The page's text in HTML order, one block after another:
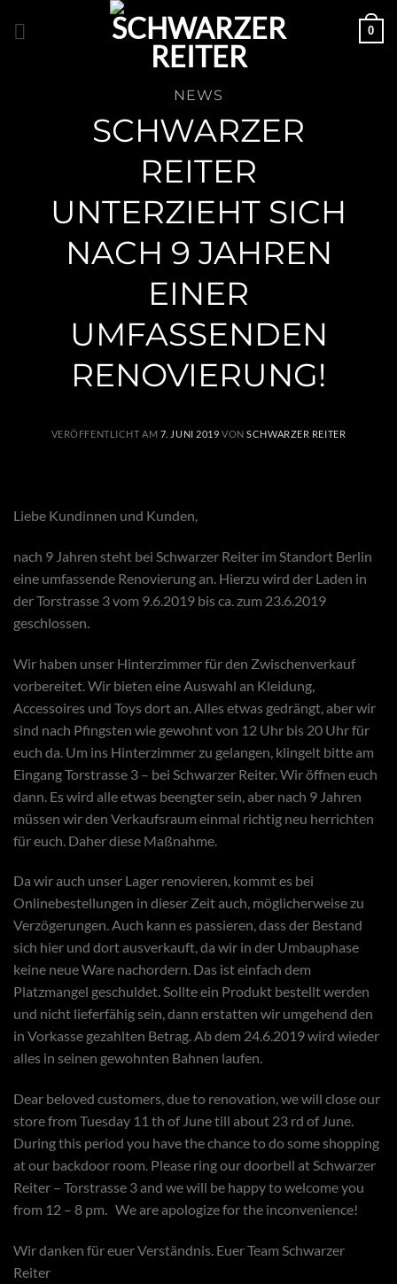
0
NEWS
SCHWARZER
REITER
UNTERZIEHT SICH
NACH 9 JAHREN
EINER
UMFASSENDEN
RENOVIERUNG!
VERÖFFENTLICHT AM 7. JUNI 2019 VONSCHWARZER REITER
Liebe Kundinnen und Kunden,
nach 9 Jahren steht bei Schwarzer Reiter im Standort Berlin
eine umfassende Renovierung an. Hierzu wird der Laden in
der Torstrasse 3 vom 9.6.2019 bis ca. zum 23.6.2019
geschlossen.
Wir haben unser Hinterzimmer für den Zwischenverkauf
vorbereitet. Wir bieten eine Auswahl an Kleidung,
Accessoires und Toys dort an. Alles etwas gedrängt, aber wir
sind nach Pfingsten wie gewohnt von 12 Uhr bis 20 Uhr für
euch da. Um ins Hinterzimmer zu gelangen, klingelt bitte am
Eingang Torstrasse 3 – bei Schwarzer Reiter. Wir öffnen euch
dann. Es wird alle etwas beengter sein, aber nach 9 Jahren
müssen wir den Verkaufsraum einmal richtig neu herrichten
für euch. Daher diese Maßnahme.
Da wir auch unser Lager renovieren, kommt es bei
Onlinebestellungen in dieser Zeit auch, möglicherweise zu
Verzögerungen. Auch kann es passieren, dass der Bestand
sich hier und dort ausverkauft, da wir in der Umbauphase
keine neue Ware nachordern. Das ist einfach dem
Platzmangel geschuldet. Sollte ein Produkt bestellt werden
und nicht lieferfähig sein, dann erstatten wir umgehend den
in Vorkasse gezahlten Betrag. Ab dem 24.6.2019 wird wieder
alles in seinen gewohnten Bahnen laufen.
Dear beloved customers, due to renovation, we will close our
store from Tuesday 11 th of June till about 23 rd of June.
During this period you have the chance to do some shopping
at our backdoor room. Please ring our doorbell at Schwarzer
Reiter – Torstrasse 3 and we will be happy to welcome you
from 12 – 8 pm. We are apologize for the inconvenience!
Wir danken für euer Verständnis. Euer Team Schwarzer
Reiter